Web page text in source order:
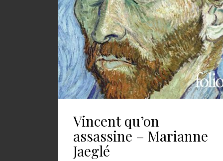
Vincent qu’on
assassine – Marianne
Jaeglé